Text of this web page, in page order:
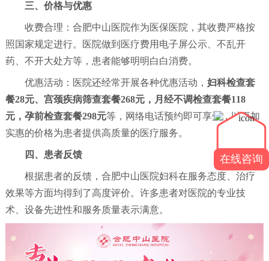
三、价格与优惠
收费合理：合肥中山医院作为医保医院，其收费严格按
照国家规定进行。医院做到医疗费用电子屏公示、不乱开
药、不开大处方等，患者能够明明白白消费。
优惠活动：医院还经常开展各种优惠活动， 妇科检查套
餐28元、宫颈疾病筛查套餐268元，月经不调检查套餐118
元，孕前检查套餐298元等，网络电话预约即可享受，以更加
实惠的价格为患者提供高质量的医疗服务。
四、患者反馈
根据患者的反馈，合肥中山医院妇科在服务态度、治疗
效果等方面均得到了高度评价。许多患者对医院的专业技
术、设备先进性和服务质量表示满意。
在线咨询